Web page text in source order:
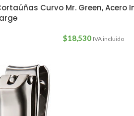
Curvo Mr. Green, Acero
$18,530 IVA incluido